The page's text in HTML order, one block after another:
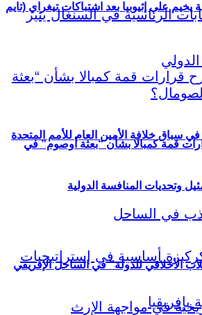
سباق خلافة الأمين العام للأمم المتحدة
وتحديات المنافسة الدولية
يخيم على إثيوبيا بعد اشتباكات تيغراي (تايم
قمة كمبالا بشأن “بعثة أوصوم” في
الأخلاقي للدولة” في الساحل الإفريقي